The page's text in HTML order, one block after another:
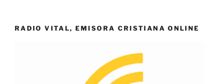
RADIO VITAL, EMISORA CRISTIANA ONLINE